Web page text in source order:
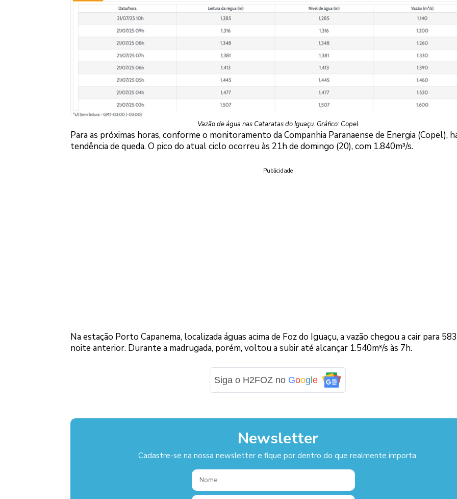
Vazão de água nas Cataratas do Iguaçu. Gráfico: Copel
Para as próximas horas, conforme o monitoramento da Companhia Paranaense de Energia (Copel),
tendência de queda. O pico do atual ciclo ocorreu às 21h de domingo (20), com 1.840m³/s.
Publicidade
Na estação Porto Capanema, localizada águas acima de Foz do Iguaçu, a vazão chegou a cair para
noite anterior. Durante a madrugada, porém, voltou a subir até alcançar 1.540m³/s às 7h.
Siga o H2FOZ no Google
Newsletter
Cadastre-se na nossa newsletter e fique por dentro do que realmente importa.